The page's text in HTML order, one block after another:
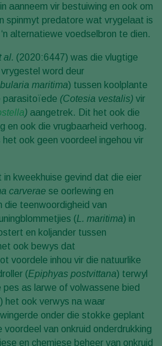
aanneem vir bestuiwing en ook om
spinmyt predatore wat vrygelaat is
alternatiewe voedselbron te dien.
al. (2020:6447) was die vlugtige
word deur
maritima) tussen koolplante
parasitoïede (Cotesia vestalis) vir
) aangetrek. Dit het ook die
en ook die vrugbaarheid verhoog.
het ook geen voordeel ingehou vir
in kweekhuise gevind dat die eier
carverae se oorlewing en
die teenwoordigheid van
(L. maritima) in
en koljander tussen
ook bewys dat
voordele inhou vir die natuurlike
(Epiphyas postvittana) terwyl
as larwe of volwassene bied
het ook verwys na waar
onder die stokke geplant
voordeel van onkruid onderdrukking
en chemiese beheer van onkruid